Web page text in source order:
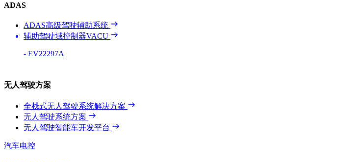
ADAS
ADAS高级驾驶辅助系统
辅助驾驶域控制器VACU
- EV22297A
无人驾驶方案
全栈式无人驾驶系统解决方案
无人驾驶系统方案
无人驾驶智能车开发平台
汽车电控